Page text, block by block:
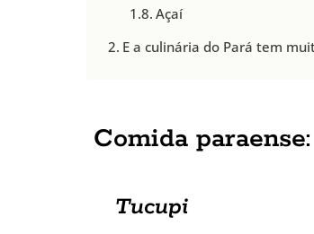
Açaí
E a culinária do Pará tem
Comida
Tucupi